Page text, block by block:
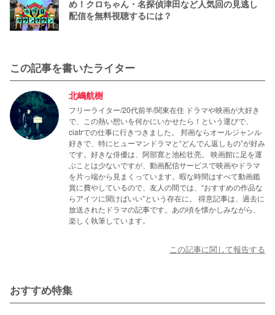
め！クロちゃん・名探偵津田など人気回の見逃し
配信を無料視聴するには？
この記事を書いたライター
北嶋航樹
フリーライター/20代前半/関東在住 ドラマや映画が大好き
で、この熱い想いを何かにいかせたら！という運びで、
ciatrでの仕事に行きつきました。 邦画ならオールジャンル
好きで、特にヒューマンドラマと“どんでん返しもの”が好み
です。好きな俳優は、阿部寛と池松壮亮。 映画館に足を運
ぶことは少ないですが、動画配信サービスで映画やドラマ
を片っ端から見まくっています。暇な時間はすべて動画鑑
賞に費やしているので、友人の間では、“おすすめの作品な
らアイツに聞けばいい”という存在に。 得意記事は、過去に
放送されたドラマの記事です。あの頃を懐かしみながら、
楽しく執筆しています。
この記事に関して報告する
おすすめ特集